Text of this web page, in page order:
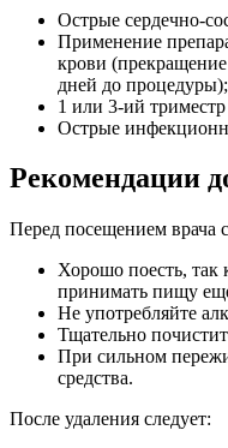
Острые сердечно-
Применение
крови
дней до процедуры);
1 или 3-ий
Острые
Рекомендации
Перед посещением врача
Хорошо поесть, так
принимать пищу
Не употребляйте
Тщательно
При сильном
средства.
После удаления следует: